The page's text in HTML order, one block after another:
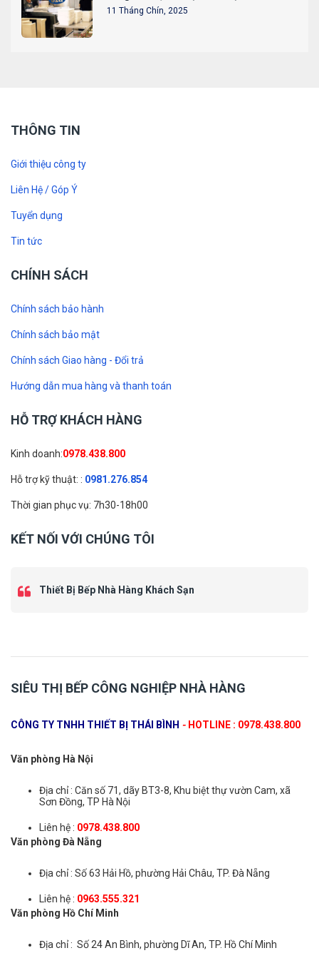
11 Tháng Chín, 2025
THÔNG TIN
Giới thiệu công ty
Liên Hệ / Góp Ý
Tuyển dụng
Tin tức
CHÍNH SÁCH
Chính sách bảo hành
Chính sách bảo mật
Chính sách Giao hàng - Đổi trả
Hướng dẫn mua hàng và thanh toán
HỖ TRỢ KHÁCH HÀNG
Kinh doanh:0978.438.800
Hỗ trợ kỹ thuật: : 0981.276.854
Thời gian phục vụ: 7h30-18h00
KẾT NỐI VỚI CHÚNG TÔI
Thiết Bị Bếp Nhà Hàng Khách Sạn
SIÊU THỊ BẾP CÔNG NGHIỆP NHÀ HÀNG
CÔNG TY TNHH THIẾT BỊ THÁI BÌNH - HOTLINE : 0978.438.800
Văn phòng Hà Nội
Địa chỉ : Căn số 71, dãy BT3-8, Khu biệt thự vườn Cam, xã
Sơn Đồng, TP Hà Nội
Liên hệ : 0978.438.800
Văn phòng Đà Nẵng
Địa chỉ : Số 63 Hải Hồ, phường Hải Châu, TP. Đà Nẵng
Liên hệ : 0963.555.321
Văn phòng Hồ Chí Minh
Địa chỉ : Số 24 An Bình, phường Dĩ An, TP. Hồ Chí Minh